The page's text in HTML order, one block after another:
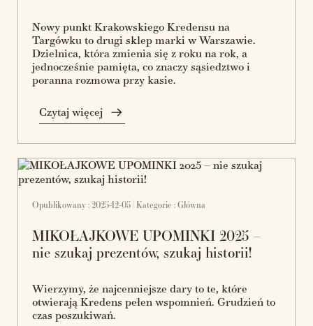
Nowy punkt Krakowskiego Kredensu na
Targówku to drugi sklep marki w Warszawie.
Dzielnica, która zmienia się z roku na rok, a
jednocześnie pamięta, co znaczy sąsiedztwo i
poranna rozmowa przy kasie.
Czytaj więcej
MIKOŁAJKOWE UPOMINKI 2025 –
nie szukaj prezentów, szukaj historii!
Opublikowany : 2025-12-05 | Kategorie : Główna
Wierzymy, że najcenniejsze dary to te, które
otwierają Kredens pełen wspomnień. Grudzień to
czas poszukiwań.